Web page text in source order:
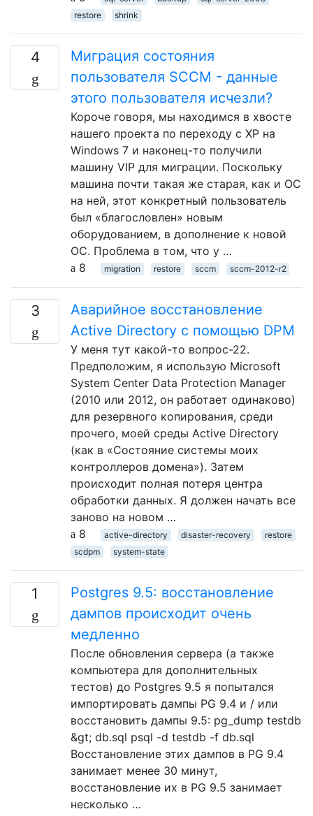
restore
shrink
4
Миграция состояния
пользователя SCCM - данные
этого пользователя исчезли?
Короче говоря, мы находимся в хвосте
нашего проекта по переходу с XP на
Windows 7 и наконец-то получили
машину VIP для миграции. Поскольку
машина почти такая же старая, как и ОС
на ней, этот конкретный пользователь
был «благословлен» новым
оборудованием, в дополнение к новой
ОС. Проблема в том, что у …
8
migration restore sccm sccm-2012-r2
3
Аварийное восстановление
Active Directory с помощью DPM
У меня тут какой-то вопрос-22.
Предположим, я использую Microsoft
System Center Data Protection Manager
(2010 или 2012, он работает одинаково)
для резервного копирования, среди
прочего, моей среды Active Directory
(как в «Состояние системы моих
контроллеров домена»). Затем
происходит полная потеря центра
обработки данных. Я должен начать все
заново на новом …
8
active-directory disaster-recovery
restore
scdpm
system-state
1
Postgres 9.5: восстановление
дампов происходит очень
медленно
После обновления сервера (а также
компьютера для дополнительных
тестов) до Postgres 9.5 я попытался
импортировать дампы PG 9.4 и / или
восстановить дампы 9.5: pg_dump testdb
&gt; db.sql psql -d testdb -f db.sql
Восстановление этих дампов в PG 9.4
занимает менее 30 минут,
восстановление их в PG 9.5 занимает
несколько …